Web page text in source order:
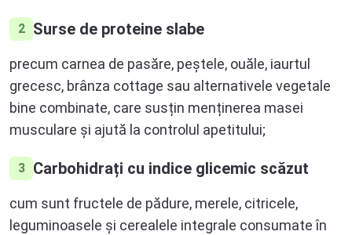
2 Surse de proteine slabe
precum carnea de pasăre, peștele, ouăle, iaurtul
grecesc, brânza cottage sau alternativele vegetale
bine combinate, care susțin menținerea masei
musculare și ajută la controlul apetitului;
3 Carbohidrați cu indice glicemic scăzut
cum sunt fructele de pădure, merele, citricele,
leguminoasele și cerealele integrale consumate în